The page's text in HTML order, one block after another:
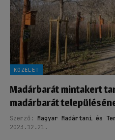
KÖZÉLET
Madárbarát mintakert
madárbarát
Szerző: Magyar Madártani és
2023.12.21.